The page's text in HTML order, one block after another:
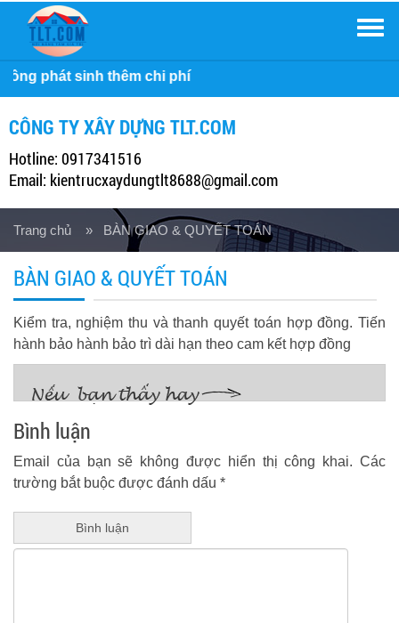
CÔNG TY XÂY DỰNG TLT.COM
Hotline: 0917341516
Email: kientrucxaydungtlt8688@gmail.com
Trang chủ » BÀN GIAO & QUYẾT TOÁN
BÀN GIAO & QUYẾT TOÁN
Kiểm tra, nghiệm thu và thanh quyết toán hợp đồng. Tiến
hành bảo hành bảo trì dài hạn theo cam kết hợp đồng
Bình luận
Email của bạn sẽ không được hiển thị công khai. Các
trường bắt buộc được đánh dấu *
Bình luận